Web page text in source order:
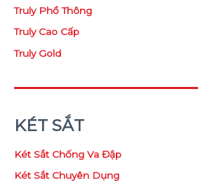
Truly Phổ Thông
Truly Cao Cấp
Truly Gold
KÉT SẮT
Két Sắt Chống Va Đập
Két Sắt Chuyên Dụng